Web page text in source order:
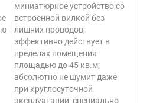
миниатюрное устройство со
встроенной вилкой без
лишних проводов;
эффективно действует в
пределах помещения
площадью до 45 кв.м;
абсолютно не шумит даже
при круглосуточной
эксплуатации; специально